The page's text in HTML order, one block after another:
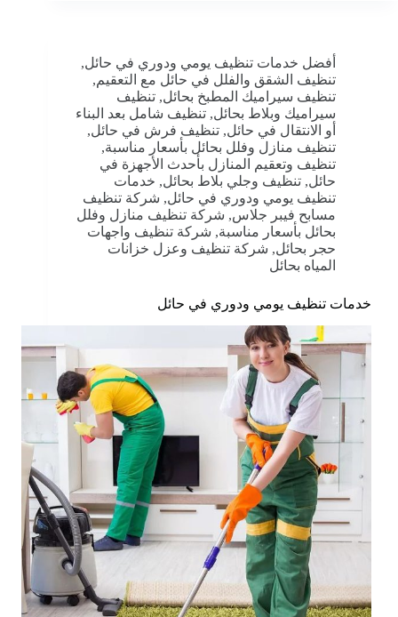
أفضل خدمات تنظيف يومي ودوري في حائل,
تنظيف الشقق والفلل في حائل مع التعقيم,
تنظيف سيراميك المطبخ بحائل, تنظيف
سيراميك وبلاط بحائل, تنظيف شامل بعد البناء
أو الانتقال في حائل, تنظيف فرش في حائل,
تنظيف منازل وفلل بحائل بأسعار مناسبة,
تنظيف وتعقيم المنازل بأحدث الأجهزة في
حائل, تنظيف وجلي بلاط بحائل, خدمات
تنظيف يومي ودوري في حائل, شركة تنظيف
مسابح فيبر جلاس, شركة تنظيف منازل وفلل
بحائل بأسعار مناسبة, شركة تنظيف واجهات
حجر بحائل, شركة تنظيف وعزل خزانات
المياه بحائل
خدمات تنظيف يومي ودوري في حائل